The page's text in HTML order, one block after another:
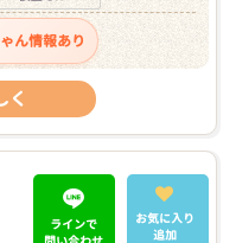
ん情報あり
く
ラインで
お気に入り
追加